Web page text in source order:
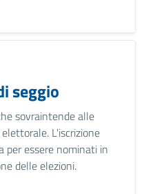
seggio
sovraintende alle
L'iscrizione
per essere nominati in
delle elezioni.